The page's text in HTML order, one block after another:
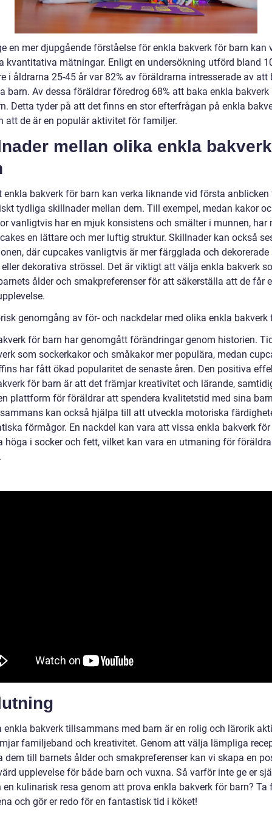
en mer djupgående förståelse för enkla bakverk för barn kan
kvantitativa mätningar. Enligt en undersökning utförd bland
i åldrarna 25-45 år var 82% av föräldrarna intresserade av att
barn. Av dessa föräldrar föredrog 68% att baka enkla bakverk
Detta tyder på att det finns en stor efterfrågan på enkla
att de är en populär aktivitet för familjer.
mellan olika enkla
enkla bakverk för barn kan verka liknande vid första anblicken
tydliga skillnader mellan dem. Till exempel, medan kakor
vanligtvis har en mjuk konsistens och smälter i munnen, har
en lättare och mer luftig struktur. Skillnader kan också
där cupcakes vanligtvis är mer färgglada och dekorerade
dekorativa strössel. Det är viktigt att välja enkla bakverk
ålder och smakpreferenser för att säkerställa att de får
genomgång av för- och nackdelar med olika enkla bakverk
för barn har genomgått förändringar genom historien.
som sockerkakor och småkakor mer populära, medan
har fått ökad popularitet de senaste åren. Den positiva
för barn är att det främjar kreativitet och lärande,
plattform för föräldrar att spendera kvalitetstid med sina
kan också hjälpa till att utveckla motoriska
förmågor. En nackdel kan vara att vissa enkla bakverk
höga i socker och fett, vilket kan vara en utmaning för
enkla bakverk tillsammans med barn är en rolig och lärorik
familjeband och kreativitet. Genom att välja lämpliga
dem till barnets ålder och smakpreferenser kan vi skapa en
upplevelse för både barn och vuxna. Så varför inte ge er
en kulinarisk resa genom att prova enkla bakverk för barn? Ta
och gör er redo för en fantastisk tid i köket!